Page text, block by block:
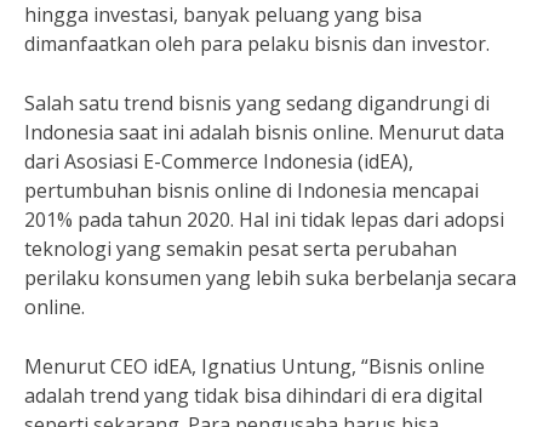
hingga investasi, banyak peluang yang bisa
dimanfaatkan oleh para pelaku bisnis dan investor.
Salah satu trend bisnis yang sedang digandrungi di
Indonesia saat ini adalah bisnis online. Menurut data
dari Asosiasi E-Commerce Indonesia (idEA),
pertumbuhan bisnis online di Indonesia mencapai
201% pada tahun 2020. Hal ini tidak lepas dari adopsi
teknologi yang semakin pesat serta perubahan
perilaku konsumen yang lebih suka berbelanja secara
online.
Menurut CEO idEA, Ignatius Untung, “Bisnis online
adalah trend yang tidak bisa dihindari di era digital